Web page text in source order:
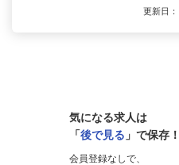
更新日
気になる求人は
「後で見る 」で保存！
会員登録なしで、